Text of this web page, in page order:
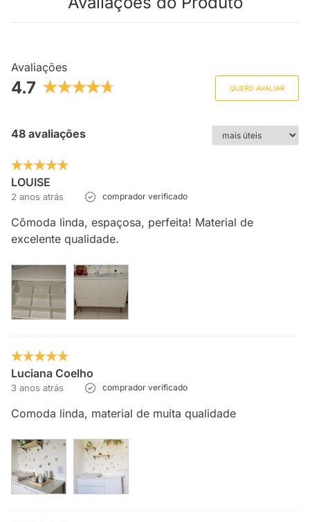
Avaliações
4.7 QUERO AVALIAR
48 avaliações
LOUISE
2 anos atrás comprador verificado
Cômoda linda, espaçosa, perfeita! Material de
excelente qualidade.
Luciana Coelho
3 anos atrás comprador verificado
Comoda linda, material de muita qualidade